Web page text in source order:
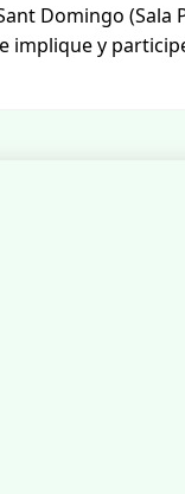
Domingo (Sala
implique y